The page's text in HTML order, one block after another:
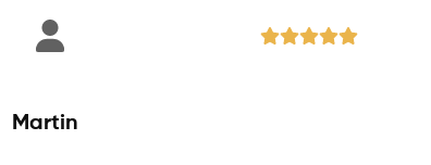
Martin